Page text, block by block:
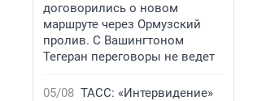
договорились о новом
маршруте через Ормузский
пролив. С Вашингтоном
Тегеран переговоры не ведет
05/08 ТАСС: «Интервидение»